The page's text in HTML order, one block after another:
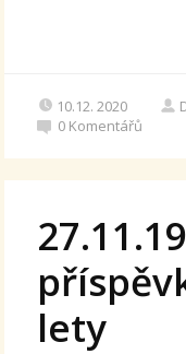
10.12. 2020
0 Komentářů
lety